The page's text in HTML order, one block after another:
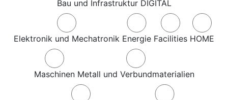
Bau und Infrastruktur DIGITAL
Elektronik und Mechatronik Energie Facilities HOME
Maschinen Metall und Verbundmaterialien